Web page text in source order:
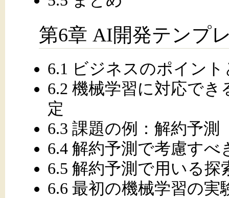
第6章 AI開発テンプ
6.1 ビジネスのポイント
6.2 機械学習に対応で
定
6.3 課題の例：解約予測
6.4 解約予測で考慮すべ
6.5 解約予測で用いる探
6.6 最初の機械学習の実